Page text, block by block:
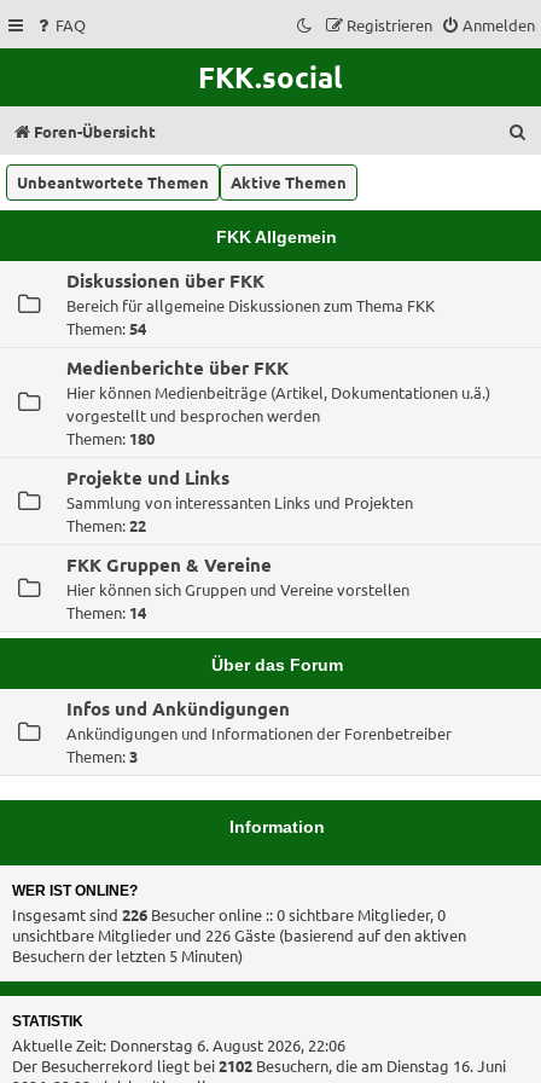
FAQ Anmelden
Registrieren
FKK.social
Foren-Übersicht
Unbeantwortete Themen Aktive Themen
FKK Allgemein
Diskussionen über FKK
Bereich für allgemeine Diskussionen zum Thema FKK
Themen:54
Medienberichte über FKK
Hier können Medienbeiträge (Artikel, Dokumentationen u.ä.)
vorgestellt und besprochen werden
Themen: 180
Projekte und Links
Sammlung von interessanten Links und Projekten
Themen:22
FKK Gruppen & Vereine
Hier können sich Gruppen und Vereine vorstellen
Themen: 14
Über das Forum
Infos und Ankündigungen
Ankündigungen und Informationen der Forenbetreiber
Themen:3
Information
WER IST ONLINE?
Insgesamt sind 226 Besucher online :: 0 sichtbare Mitglieder, 0
unsichtbare Mitglieder und 226 Gäste (basierend auf den aktiven
Besuchern der letzten 5 Minuten)
STATISTIK
Aktuelle Zeit: Donnerstag 6. August 2026, 22:06
Der Besucherrekord liegt bei2102 Besuchern, die am Dienstag 16. Juni